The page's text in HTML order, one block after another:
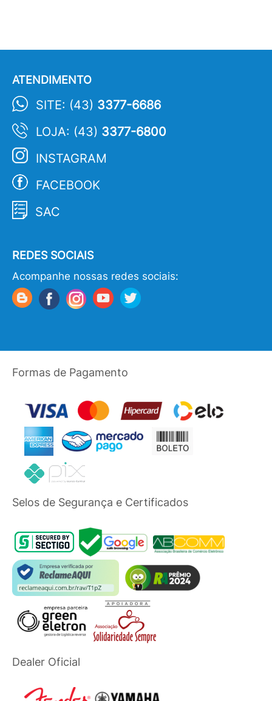
ATENDIMENTO
SITE: (43) 3377-6686
LOJA: (43) 3377-6800
INSTAGRAM
FACEBOOK
SAC
REDES SOCIAIS
Acompanhe nossas redes sociais:
Formas de Pagamento
Selos de Segurança e Certificados
Dealer Oficial